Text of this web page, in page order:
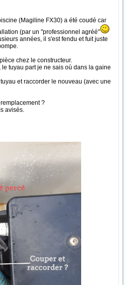
(Magiline FX30) a été coudé car
(par un "professionnel agréé"
années, il s'est fendu et fuit juste
chez le constructeur.
tuyau part je ne sais où dans la gaine
et raccorder le nouveau (avec une
?
avisés.